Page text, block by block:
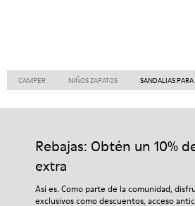
CAMPER NIÑOS ZAPATOS SANDALIAS
Rebajas: Obtén un 10%
extra
Así es. Como parte de la comunidad,
exclusivos como descuentos, acceso